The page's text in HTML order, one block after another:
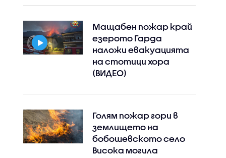
Мащабен пожар край
езерото Гарда
наложи евакуацията
на стотици хора
(ВИДЕО)
Голям пожар гори в
землището на
бобошевското село
Висока могила